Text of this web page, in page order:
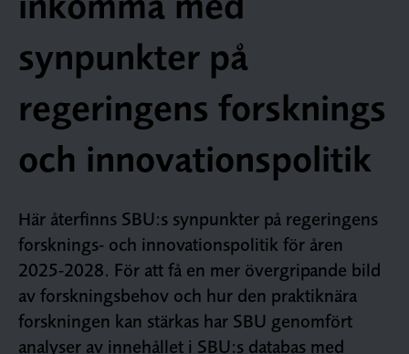
synpunkter på
regeringens forsknings
och innovationspolitik
Här återfinns SBU:s synpunkter på regeringens
forsknings- och innovationspolitik för åren
2025-2028. För att få en mer övergripande bild
av forskningsbehov och hur den praktiknära
forskningen kan stärkas har SBU genomfört
analyser av innehållet i SBU:s databas med